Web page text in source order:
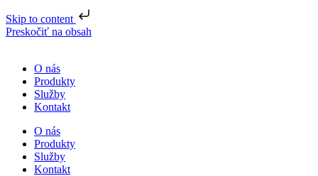
Skip to content
Preskočiť na obsah
O nás
Produkty
Služby
Kontakt
O nás
Produkty
Služby
Kontakt